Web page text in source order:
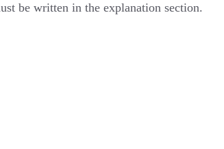
be written in the explanation section.